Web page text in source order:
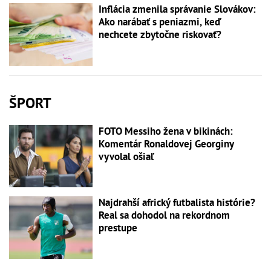
Inflácia zmenila správanie Slovákov:
Ako narábať s peniazmi, keď
nechcete zbytočne riskovať?
ŠPORT
FOTO Messiho žena v bikinách:
Komentár Ronaldovej Georginy
vyvolal ošiaľ
Najdrahší africký futbalista histórie?
Real sa dohodol na rekordnom
prestupe